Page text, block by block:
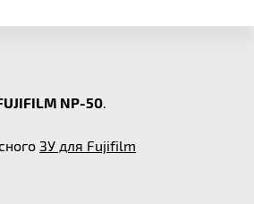
NP-50.
ЗУ для Fujifilm